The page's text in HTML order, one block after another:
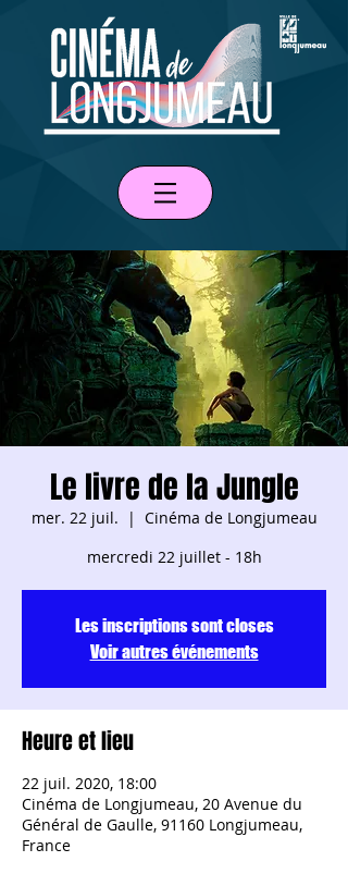
Le livre de la Jungle
mer. 22 juil.
  |
Cinéma de Longjumeau
mercredi 22 juillet - 18h
Les inscriptions sont closes
Voir autres événements
Heure et lieu
22 juil. 2020, 18:00
Cinéma de Longjumeau, 20 Avenue du
Général de Gaulle, 91160 Longjumeau,
France